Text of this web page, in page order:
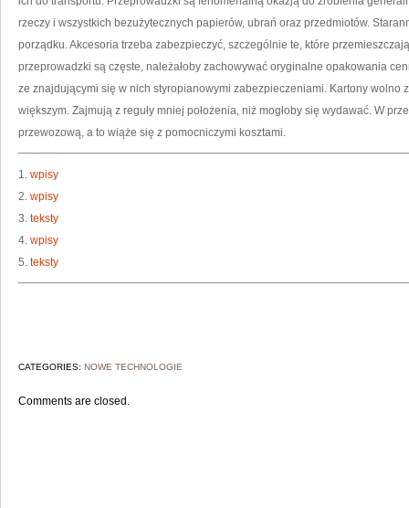
rzeczy i wszystkich bezużytecznych papierów, ubrań oraz przedmiotów.
porządku. Akcesoria trzeba zabezpieczyć, szczególnie te, które
przeprowadzki są częste, należałoby zachowywać oryginalne opakowania
ze znajdującymi się w nich styropianowymi zabezpieczeniami. Kartony wolno
większym. Zajmują z reguły mniej położenia, niż mogłoby się wydawać. W
przewozową, a to wiąże się z pomocniczymi kosztami.
1. wpisy
2. wpisy
3. teksty
4. wpisy
5. teksty
CATEGORIES: NOWE TECHNOLOGIE
Comments are closed.